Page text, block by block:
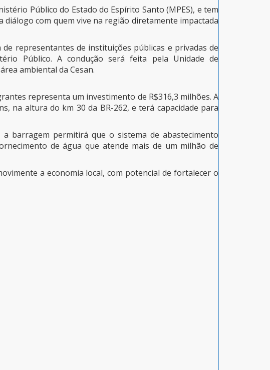
Público do Estado do Espírito Santo (MPES), e tem
com quem vive na região diretamente impactada
representantes de instituições públicas e privadas de
Público. A condução será feita pela Unidade de
ambiental da Cesan.
representa um investimento de R$316,3 milhões. A
na altura do km 30 da BR-262, e terá capacidade para
barragem permitirá que o sistema de abastecimento
de água que atende mais de um milhão de
a economia local, com potencial de fortalecer o